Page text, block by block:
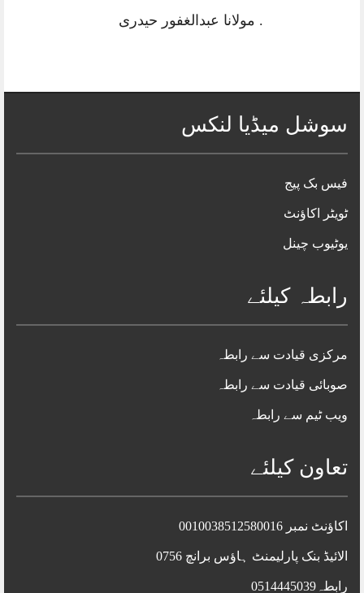
. مولانا عبدالغفور حیدری
سوشل میڈیا لنکس
فیس بک پیج
ٹویٹر اکاؤنٹ
یوٹیوب چینل
رابطہ کیلئے
مرکزی قیادت سے رابطہ
صوبائی قیادت سے رابطہ
ویب ٹیم سے رابطہ
تعاون کیلئے
اکاؤنٹ نمبر 0010038512580016
الائیڈ بنک پارلیمنٹ ہاؤس برانچ 0756
رابطہ0514445039